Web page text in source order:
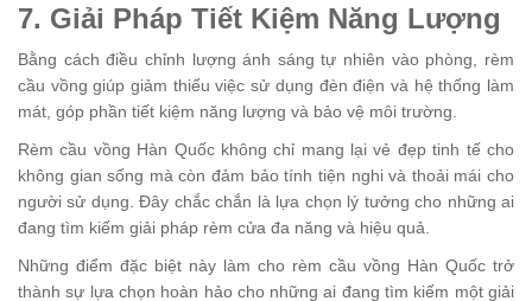
7. Giải Pháp Tiết Kiệm Năng Lượng
Bằng cách điều chỉnh lượng ánh sáng tự nhiên vào phòng, rèm
cầu vồng giúp giảm thiểu việc sử dụng đèn điện và hệ thống làm
mát, góp phần tiết kiệm năng lượng và bảo vệ môi trường.
Rèm cầu vồng Hàn Quốc không chỉ mang lại vẻ đẹp tinh tế cho
không gian sống mà còn đảm bảo tính tiện nghi và thoải mái cho
người sử dụng. Đây chắc chắn là lựa chọn lý tưởng cho những ai
đang tìm kiếm giải pháp rèm cửa đa năng và hiệu quả.
Những điểm đặc biệt này làm cho rèm cầu vồng Hàn Quốc trở
thành sự lựa chọn hoàn hảo cho những ai đang tìm kiếm một giải